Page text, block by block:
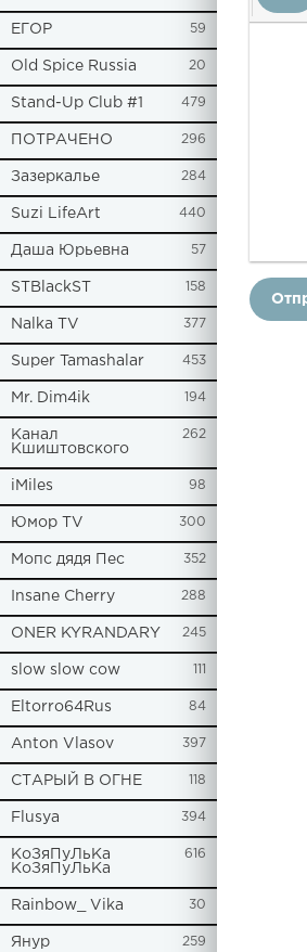
ЕГОР 59
Old Spice Russia 20
Stand-Up Club #1 479
ПОТРАЧЕНО 296
Зазеркалье 284
Suzi LifeArt 440
Даша Юрьевна 57
STBlackST 158
Nalka TV 377
Super Tamashalar 453
Mr. Dim4ik 194
Канал
Кшиштовского
262
iMiles 98
Юмор TV 300
Мопс дядя Пес 352
Insane Cherry 288
ONER KYRANDARY 245
slow slow cow 111
Eltorro64Rus 84
Anton Vlasov 397
СТАРЫЙ В ОГНЕ 118
Flusya 394
КоЗяПуЛьКа
КоЗяПуЛьКа
616
Rainbow_ Vika 30
Янур 259